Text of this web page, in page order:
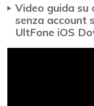
Video guida su
senza account
UltFone iOS